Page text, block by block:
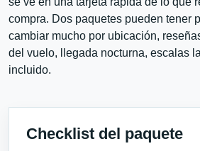
compra. Dos paquetes pueden tener
cambiar mucho por ubicación,
del vuelo, llegada nocturna, escalas
incluido.
Checklist del paquete